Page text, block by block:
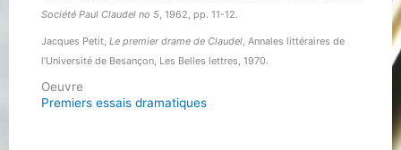
Société Paul Claudel no 5, 1962, pp. 11-12.
Jacques Petit, Le premier drame de Claudel, Annales littéraires de
l’Université de Besançon, Les Belles lettres, 1970.
Oeuvre
Premiers essais dramatiques